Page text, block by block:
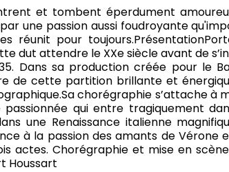
et tombent éperdument
une passion aussi foudroyante
réunit pour toujours.Présentation
dut attendre le XXe siècle avant de
Dans sa production créée pour le
de cette partition brillante et
Sa chorégraphie s’attache à
qui entre tragiquement
une Renaissance italienne
à la passion des amants de Vérone
actes. Chorégraphie et mise en
Houssart